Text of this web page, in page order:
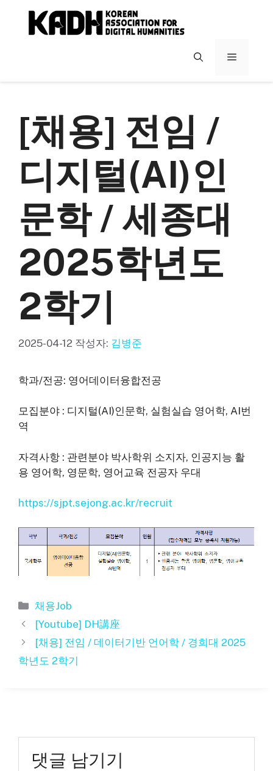
메
[채용] 전임 /
디지털(AI)인
문학 / 세종대
2025학년도
2학기
2025-04-12 작성자: 김병준
학과/전공: 영어데이터융합전공
모집분야 : 디지털(AI)인문학, 실험실습 영어학, AI번
역
자격사항 : 관련분야 박사학위 소지자, 인공지능 활
용 영어학, 영문학, 영어교육 전공자 우대
https://sjpt.sejong.ac.kr/recruit
카
테
고
리
채용Job
[Youtube] DH講座
[채용] 전임 / 데이터기반 언어학 / 경희대 2025
학년도 2학기
댓글 남기기